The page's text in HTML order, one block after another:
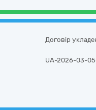
Договір
UA-2026-03-